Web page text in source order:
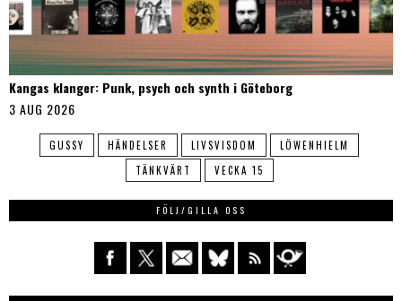
Kangas klanger: Punk, psych och synth i Göteborg
3 AUG 2026
GUSSY HÄNDELSER LIVSVISDOM
LÖWENHIELM
TÄNKVÄRT
VECKA 15
FÖLJ/GILLA OSS